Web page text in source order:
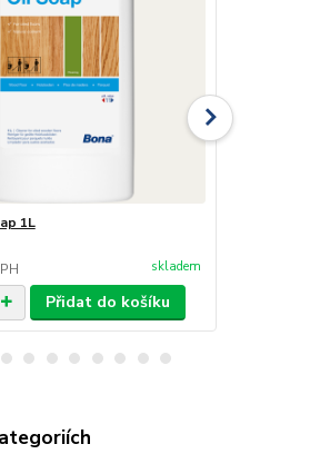
1L
skladem
Přidat do košíku